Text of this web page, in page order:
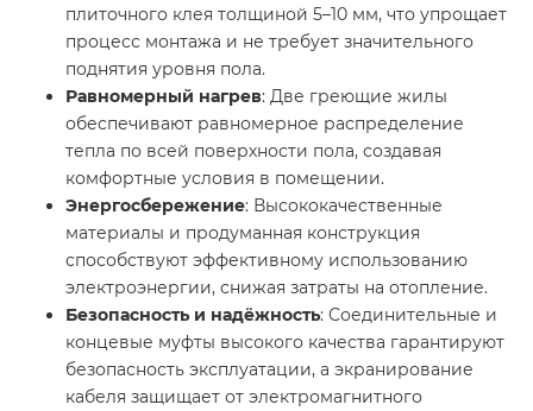
плиточного клея толщиной 5–10 мм, что упрощает
процесс монтажа и не требует значительного
поднятия уровня пола.​
Равномерный нагрев: Две греющие жилы
обеспечивают равномерное распределение
тепла по всей поверхности пола, создавая
комфортные условия в помещении.​
Энергосбережение: Высококачественные
материалы и продуманная конструкция
способствуют эффективному использованию
электроэнергии, снижая затраты на отопление.​
Безопасность и надёжность: Соединительные и
концевые муфты высокого качества гарантируют
безопасность эксплуатации, а экранирование
кабеля защищает от электромагнитного